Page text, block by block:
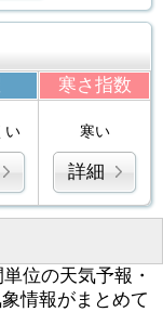
寒さ指数
い 寒い
詳細
位の天気予報・
情報がまとめて